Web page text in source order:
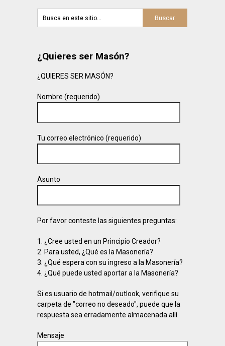
¿Quieres ser Masón?
¿QUIERES SER MASÓN?
Nombre (requerido)
Tu correo electrónico (requerido)
Asunto
Por favor conteste las siguientes preguntas:
1. ¿Cree usted en un Principio Creador?
2. Para usted, ¿Qué es la Masonería?
3. ¿Qué espera con su ingreso a la Masonería?
4. ¿Qué puede usted aportar a la Masonería?
Si es usuario de hotmail/outlook, verifique su
carpeta de "correo no deseado", puede que la
respuesta sea erradamente almacenada allí.
Mensaje